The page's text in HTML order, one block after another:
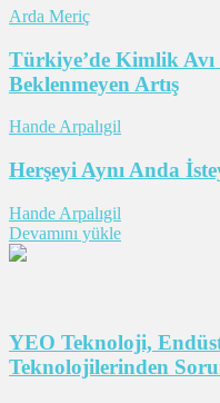
Arda Meriç
Türkiye’de Kimlik Avı
Beklenmeyen Artış
Hande Arpalıgil
Herşeyi Aynı Anda
Hande Arpalıgil
Devamını yükle
YEO Teknoloji,
Teknolojilerinden